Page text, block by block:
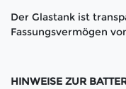
Der Glastank ist
Fassungsvermögen
HINWEISE ZUR